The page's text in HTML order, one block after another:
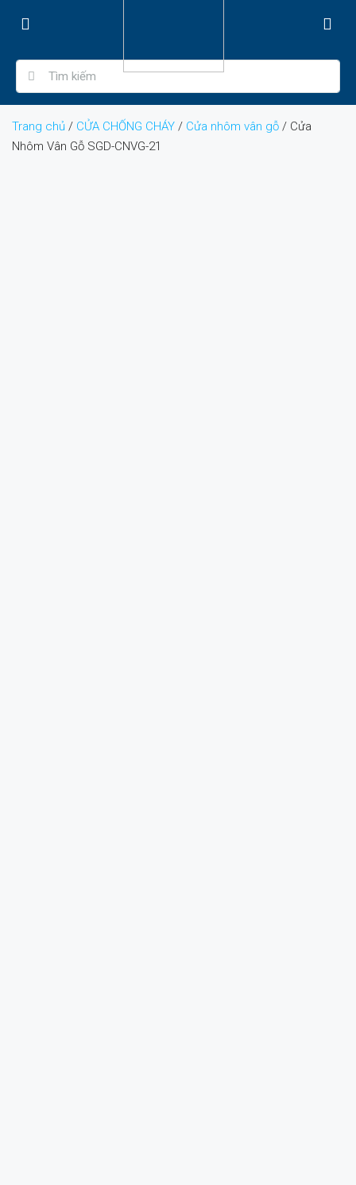
Trang chủ / CỬA CHỐNG CHÁY / Cửa nhôm vân gỗ / Cửa
Nhôm Vân Gỗ SGD-CNVG-21